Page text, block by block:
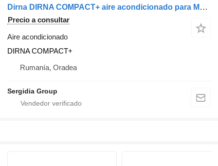
Dirna DIRNA COMPACT+ aire acondicionado para Mercedes-Benz MAN, DAF, VOLVO, RENAULT, IVECO, SCANIA, FORD cabeza tractora
Precio a consultar
Aire acondicionado
DIRNA COMPACT+
Rumanía, Oradea
Sergidia Group